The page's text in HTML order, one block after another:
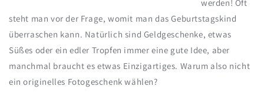
werden! Oft
steht man vor der Frage, womit man das Geburtstagskind
überraschen kann. Natürlich sind Geldgeschenke, etwas
Süßes oder ein edler Tropfen immer eine gute Idee, aber
manchmal braucht es etwas Einzigartiges. Warum also nicht
ein originelles Fotogeschenk wählen?